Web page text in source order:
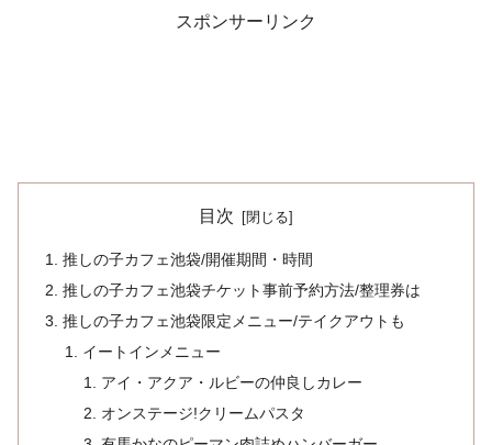
スポンサーリンク
目次
推しの子カフェ池袋/開催期間・時間
推しの子カフェ池袋チケット事前予約方法/整理券は
推しの子カフェ池袋限定メニュー/テイクアウトも
イートインメニュー
アイ・アクア・ルビーの仲良しカレー
オンステージ!クリームパスタ